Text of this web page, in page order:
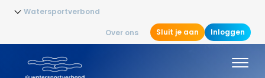
Watersportverbond
Over ons Sluit je aan Inloggen